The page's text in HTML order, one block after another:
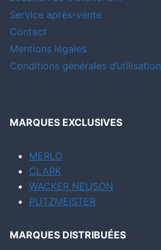
Service après-vente
Contact
Mentions légales
Conditions générales d’utilisation
MARQUES EXCLUSIVES
MERLO
CLARK
WACKER NEUSON
PUTZMEISTER
MARQUES DISTRIBUÉES